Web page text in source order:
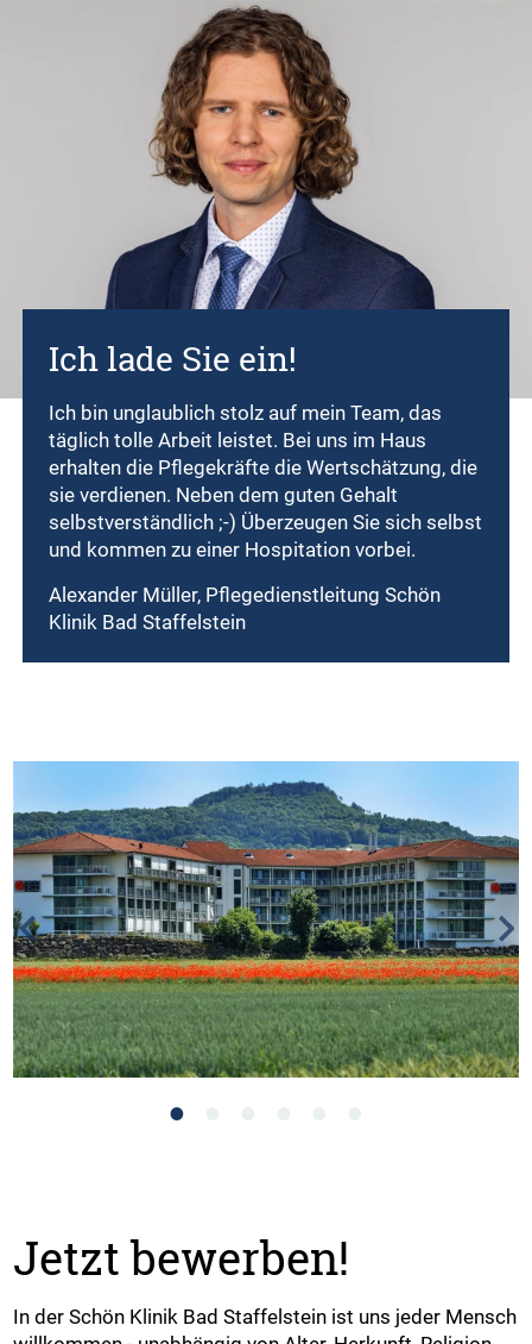
Ich lade Sie ein!
Ich bin unglaublich stolz auf mein Team, das
täglich tolle Arbeit leistet. Bei uns im Haus
erhalten die Pflegekräfte die Wertschätzung, die
sie verdienen. Neben dem guten Gehalt
selbstverständlich ;-) Überzeugen Sie sich selbst
und kommen zu einer Hospitation vorbei.
Alexander Müller, Pflegedienstleitung Schön
Klinik Bad Staffelstein
Jetzt bewerben!
In der Schön Klinik Bad Staffelstein ist uns jeder Mensch